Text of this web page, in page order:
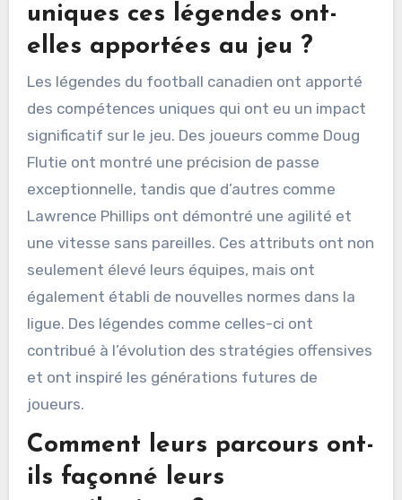
uniques ces légendes ont-
elles apportées au jeu ?
Les légendes du football canadien ont apporté
des compétences uniques qui ont eu un impact
significatif sur le jeu. Des joueurs comme Doug
Flutie ont montré une précision de passe
exceptionnelle, tandis que d’autres comme
Lawrence Phillips ont démontré une agilité et
une vitesse sans pareilles. Ces attributs ont non
seulement élevé leurs équipes, mais ont
également établi de nouvelles normes dans la
ligue. Des légendes comme celles-ci ont
contribué à l’évolution des stratégies offensives
et ont inspiré les générations futures de
joueurs.
Comment leurs parcours ont-
ils façonné leurs